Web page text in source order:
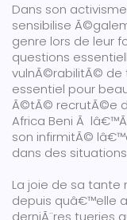
Dans son
sensibilise
genre lors de leur
questions
vulnÃ©rabilitÃ©
essentiel pour
Ã©tÃ© recrutÃ©e
Africa Beni Ã
son infirmitÃ©
dans des
La joie de sa tante
depuis quâ€™elle
derniÃ¨res tueries